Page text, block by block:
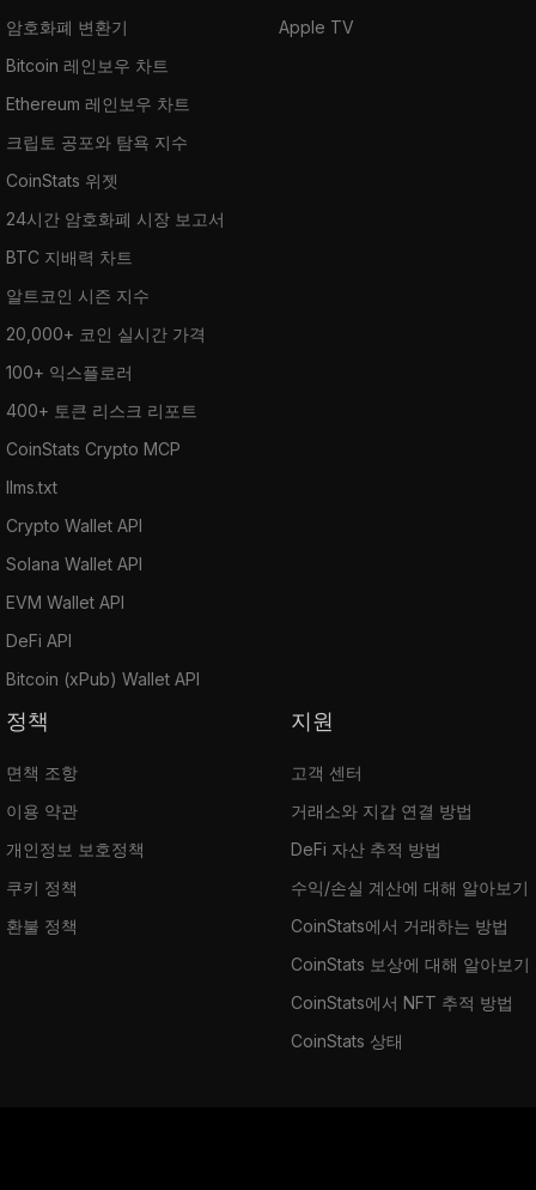
암호화폐 변환기
Bitcoin 레인보우 차트
Ethereum 레인보우 차트
크립토 공포와 탐욕 지수
CoinStats 위젯
24시간 암호화폐 시장 보고서
BTC 지배력 차트
알트코인 시즌 지수
20,000+ 코인 실시간 가격
100+ 익스플로러
400+ 토큰 리스크 리포트
CoinStats Crypto MCP
llms.txt
Crypto Wallet API
Solana Wallet API
EVM Wallet API
DeFi API
Bitcoin (xPub) Wallet API
Apple TV
정책
면책 조항
이용 약관
개인정보 보호정책
쿠키 정책
환불 정책
지원
고객 센터
거래소와 지갑 연결 방법
DeFi 자산 추적 방법
수익/손실 계산에 대해 알아보기
CoinStats에서 거래하는 방법
CoinStats 보상에 대해 알아보기
CoinStats에서 NFT 추적 방법
CoinStats 상태